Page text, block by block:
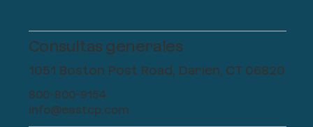
Consultas generales
1051 Boston Post Road, Darien, CT 06820
800-800-9154
info@eastcp.com